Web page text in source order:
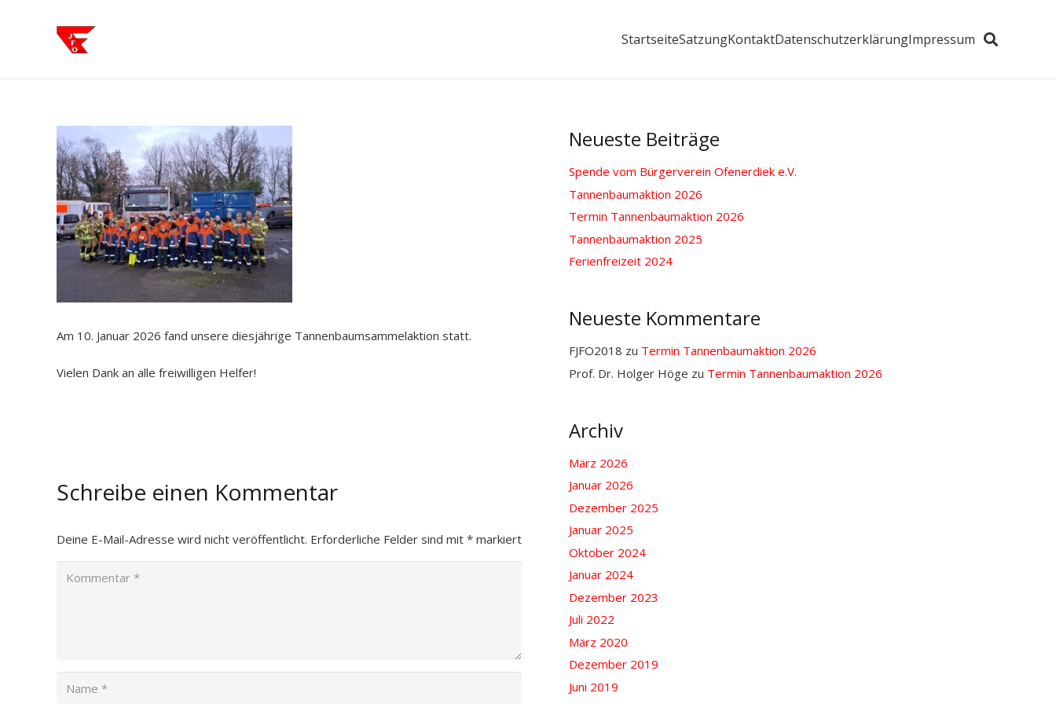
StartseiteSatzungKontaktDatenschutzerklärungImpressum
Am 10. Januar 2026 fand unsere diesjährige Tannenbaumsammelaktion statt.
Vielen Dank an alle freiwilligen Helfer!
Schreibe einen Kommentar
Deine E-Mail-Adresse wird nicht veröffentlicht. Erforderliche Felder sind mit * markiert
Neueste Beiträge
Spende vom Bürgerverein Ofenerdiek e.V.
Tannenbaumaktion 2026
Termin Tannenbaumaktion 2026
Tannenbaumaktion 2025
Ferienfreizeit 2024
Neueste Kommentare
FJFO2018 zu Termin Tannenbaumaktion 2026
Prof. Dr. Holger Höge zu Termin Tannenbaumaktion 2026
Archiv
März 2026
Januar 2026
Dezember 2025
Januar 2025
Oktober 2024
Januar 2024
Dezember 2023
Juli 2022
März 2020
Dezember 2019
Juni 2019